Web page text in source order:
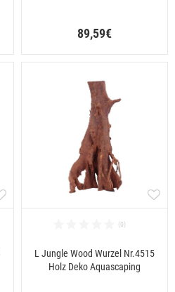
89,59€
L Jungle Wood Wurzel Nr.4515
Holz Deko Aquascaping